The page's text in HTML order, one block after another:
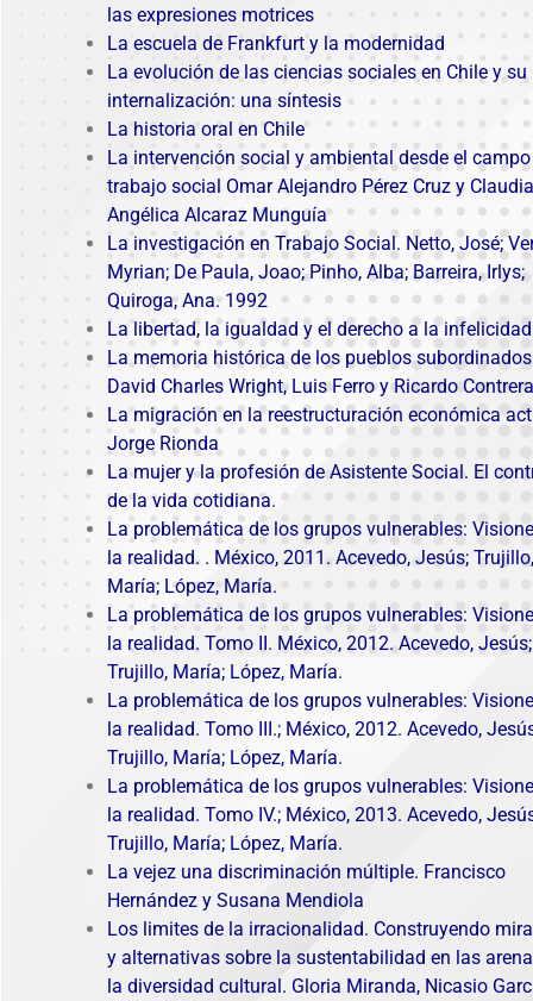
las expresiones motrices
La escuela de Frankfurt y la modernidad
La evolución de las ciencias sociales en Chile y su
internalización: una síntesis
La historia oral en Chile
La intervención social y ambiental desde el
trabajo social Omar Alejandro Pérez Cruz y Claudia
Angélica Alcaraz Munguía
La investigación en Trabajo Social. Netto, José;
Myrian; De Paula, Joao; Pinho, Alba; Barreira, Irlys;
Quiroga, Ana. 1992
La libertad, la igualdad y el derecho a la infelicidad
La memoria histórica de los pueblos
David Charles Wright, Luis Ferro y Ricardo
La migración en la reestructuración económica
Jorge Rionda
La mujer y la profesión de Asistente Social. El
de la vida cotidiana.
La problemática de los grupos vulnerables:
la realidad. . México, 2011. Acevedo, Jesús; Trujillo,
María; López, María.
La problemática de los grupos vulnerables:
la realidad. Tomo II. México, 2012. Acevedo, Jesús;
Trujillo, María; López, María.
La problemática de los grupos vulnerables:
la realidad. Tomo III.; México, 2012. Acevedo,
Trujillo, María; López, María.
La problemática de los grupos vulnerables:
la realidad. Tomo IV.; México, 2013. Acevedo,
Trujillo, María; López, María.
La vejez una discriminación múltiple. Francisco
Hernández y Susana Mendiola
Los limites de la irracionalidad. Construyendo
y alternativas sobre la sustentabilidad en las
la diversidad cultural. Gloria Miranda, Nicasio